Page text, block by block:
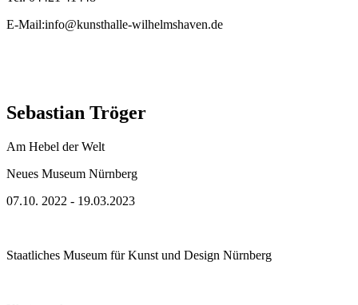
E-Mail:info@kunsthalle-wilhelmshaven.de
Sebastian Tröger
Am Hebel der Welt
Neues Museum Nürnberg
07.10. 2022 - 19.03.2023
Staatliches Museum für Kunst und Design Nürnberg